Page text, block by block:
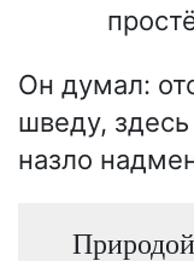
Он думал:
шведу,
назло